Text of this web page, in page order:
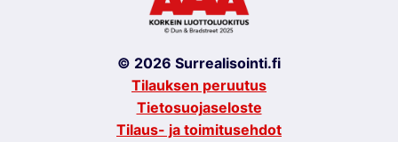
© 2026 Surrealisointi.fi
Tilauksen peruutus
Tietosuojaseloste
Tilaus- ja toimitusehdot